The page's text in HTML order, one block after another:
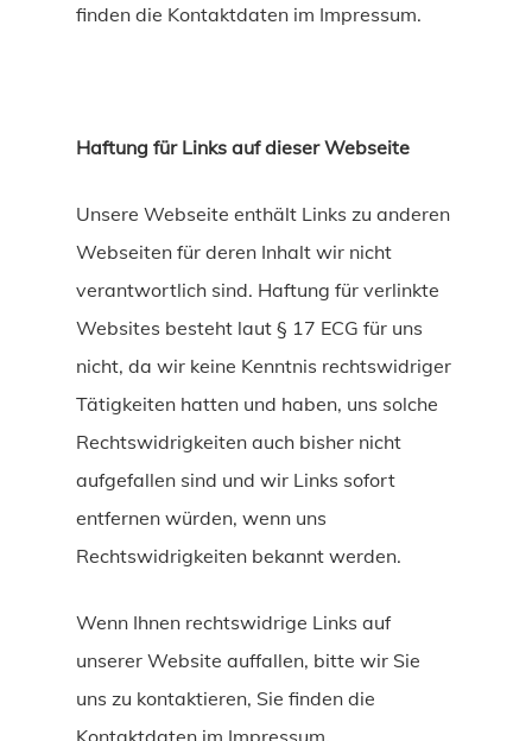
finden die Kontaktdaten im Impressum.
Haftung für Links auf dieser Webseite
Unsere Webseite enthält Links zu anderen
Webseiten für deren Inhalt wir nicht
verantwortlich sind. Haftung für verlinkte
Websites besteht laut § 17 ECG für uns
nicht, da wir keine Kenntnis rechtswidriger
Tätigkeiten hatten und haben, uns solche
Rechtswidrigkeiten auch bisher nicht
aufgefallen sind und wir Links sofort
entfernen würden, wenn uns
Rechtswidrigkeiten bekannt werden.
Wenn Ihnen rechtswidrige Links auf
unserer Website auffallen, bitte wir Sie
uns zu kontaktieren, Sie finden die
Kontaktdaten im Impressum.